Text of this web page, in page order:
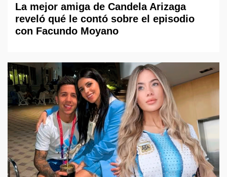
La mejor amiga de Candela Arizaga
reveló qué le contó sobre el episodio
con Facundo Moyano